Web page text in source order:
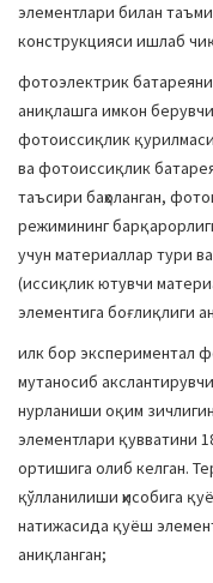
элементлари билан
конструкцияси ишлаб
фотоэлектрик
аниқлашга имкон
фотоиссиқлик
ва фотоиссиқлик
таъсири баҳоланган,
режимининг
учун материаллар тури
(иссиқлик ютувчи
элементига боғлиқлиги
илк бор экспериментал
мутаносиб
нурланиши оқим
элементлари қувватини
ортишига олиб келган.
қўлланилиши ҳисобига
натижасида қуёш
аниқланган;